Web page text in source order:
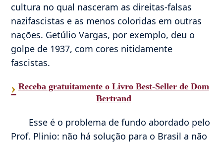
cultura no qual nasceram as direitas-falsas
nazifascistas e as menos coloridas em outras
nações. Getúlio Vargas, por exemplo, deu o
golpe de 1937, com cores nitidamente
fascistas.
› Receba gratuitamente o Livro Best-Seller de Dom
Bertrand
Esse é o problema de fundo abordado pelo
Prof. Plinio: não há solução para o Brasil a não